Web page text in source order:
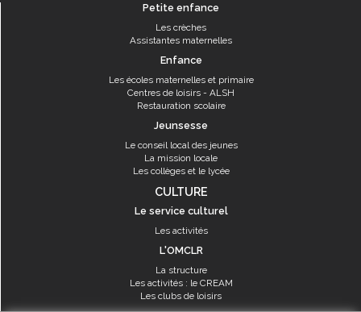
Petite enfance
Les crèches
Assistantes maternelles
Enfance
Les écoles maternelles et primaire
Centres de loisirs - ALSH
Restauration scolaire
Jeunsesse
Le conseil local des jeunes
La mission locale
Les collèges et le lycée
CULTURE
Le service culturel
Les activités
L'OMCLR
La structure
Les activités : le CREAM
Les clubs de loisirs